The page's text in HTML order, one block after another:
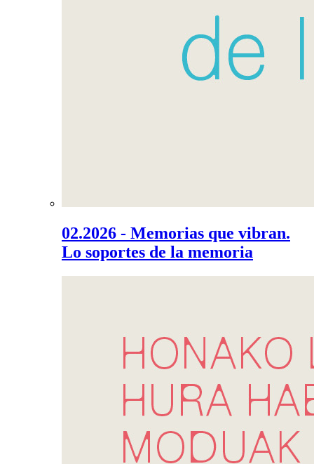
02.2026 - Memorias que vibran.
Lo soportes de la memoria